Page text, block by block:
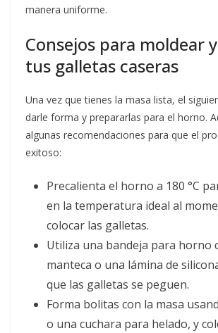
manera uniforme.
Consejos para moldear
tus galletas caseras
Una vez que tienes la masa lista, el
darle forma y prepararlas para el horno.
algunas recomendaciones para que el
exitoso:
Precalienta el horno a 180 °C
en la temperatura ideal al
colocar las galletas.
Utiliza una bandeja para horno
manteca o una lámina de
que las galletas se peguen.
Forma bolitas con la masa
o una cuchara para helado, y